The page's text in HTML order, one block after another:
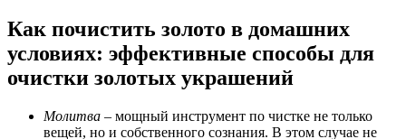
Как почистить золото в домашних
условиях: эффективные способы для
очистки золотых украшений
Молитва – мощный инструмент по чистке не только
вещей, но и собственного сознания. В этом случае не